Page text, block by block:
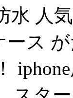
水 人
ース